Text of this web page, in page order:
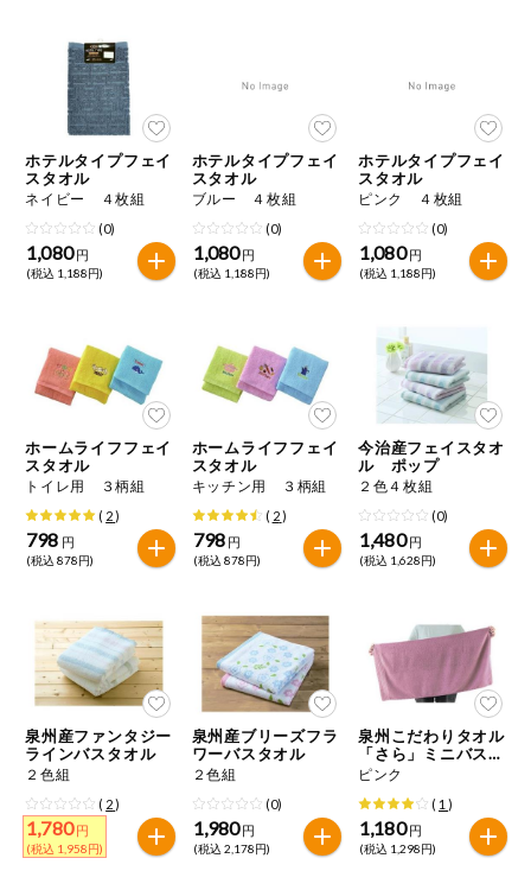
推しコープ
年間登録米
ホテルタイプフェイ
スタオル
ネイビー ４枚組
(0)
1,080 円
(税込 1,188円)
ホテルタイプフェイ
スタオル
ブルー ４枚組
(0)
1,080 円
(税込 1,188円)
ホテルタイプフェイ
スタオル
ピンク ４枚組
(0)
1,080 円
(税込 1,188円)
ホームライフフェイ
スタオル
トイレ用 ３柄組
( 2)
798 円
(税込 878円)
ホームライフフェイ
スタオル
キッチン用 ３柄組
( 2)
798 円
(税込 878円)
今治産フェイスタオ
ル ポップ
２色４枚組
(0)
1,480 円
(税込 1,628円)
泉州産ファンタジー
ラインバスタオル
２色組
( 2)
1,780 円
(税込 1,958円)
泉州産ブリーズフラ
ワーバスタオル
２色組
(0)
1,980 円
(税込 2,178円)
泉州こだわりタオル
「さら」ミニバスタ
オル
ピンク
( 1 )
1,180 円
(税込 1,298円)